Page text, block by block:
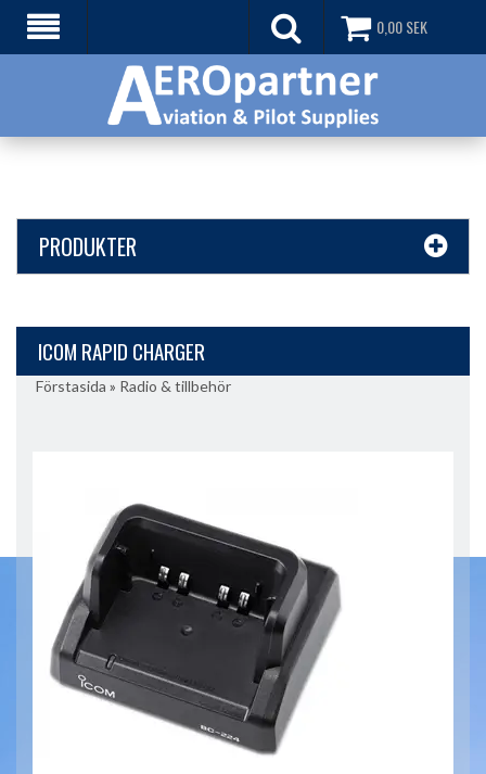
0,00SEK
PRODUKTER
ICOM RAPID CHARGER
Förstasida » Radio & tillbehör